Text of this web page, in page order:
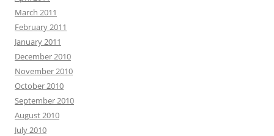
March 2011
February 2011
January 2011
December 2010
November 2010
October 2010
September 2010
August 2010
July 2010